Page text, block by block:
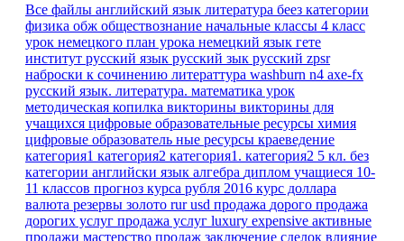
Все файлы английский язык литература беез категории
физика обж обществознание начальные классы 4 класс
урок немецкого план урока немецкий язык гете
институт русский язык русский зык русский zpsr
наброски к сочинению литераттура washburn n4 axe-fx
русский язык. литература. математика урок
методическая копилка викторины викторины для
учащихся цифровые образовательные ресурсы химия
цифровые образователь ные ресурсы краеведение
категория1 категория2 категория1. категория2 5 кл. без
категории английски язык алгебра диплом учащиеся 10-
11 классов прогноз курса рубля 2016 курс доллара
валюта резервы золото rurusd продажа дорого продажа
дорогих услуг продажа услуг luxury expensive активные
продажи мастерство продаж заключение сделок влияние